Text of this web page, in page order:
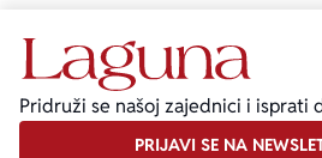
Pridruži se našoj zajednici i isprati
PRIJAVI SE NA